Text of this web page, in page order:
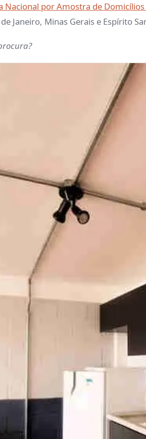
Nacional por Amostra de
de Janeiro, Minas Gerais e Espírito